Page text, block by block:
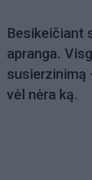
Besikeičiant
apranga.
susierzinimą
vėl nėra ką.